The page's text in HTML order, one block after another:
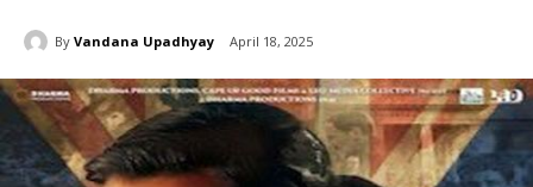
By Vandana Upadhyay April 18, 2025